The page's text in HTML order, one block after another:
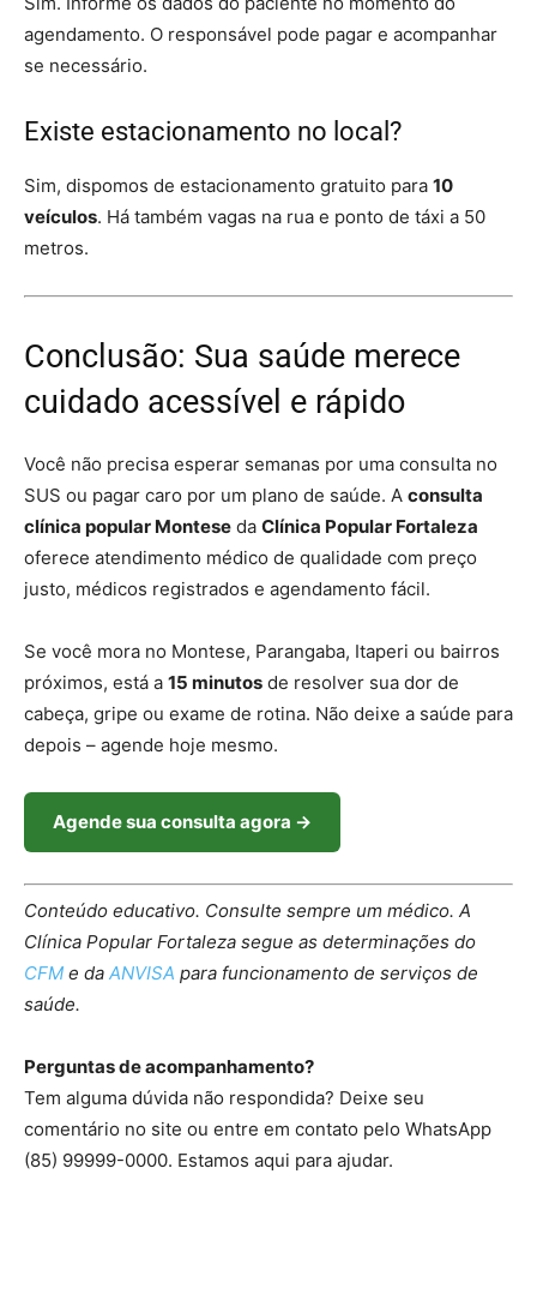
agendamento. O responsável pode pagar e acompanhar
se necessário.
Existe estacionamento no local?
Sim, dispomos de estacionamento gratuito para 10
veículos. Há também vagas na rua e ponto de táxi a 50
metros.
Conclusão: Sua saúde merece
cuidado acessível e rápido
Você não precisa esperar semanas por uma consulta no
SUS ou pagar caro por um plano de saúde. A consulta
clínica popular Montese da Clínica Popular Fortaleza
oferece atendimento médico de qualidade com preço
justo, médicos registrados e agendamento fácil.
Se você mora no Montese, Parangaba, Itaperi ou bairros
próximos, está a 15 minutos de resolver sua dor de
cabeça, gripe ou exame de rotina. Não deixe a saúde para
depois – agende hoje mesmo.
Agende sua consulta agora →
Conteúdo educativo. Consulte sempre um médico. A
Clínica Popular Fortaleza segue as determinações do
CFM e da ANVISA para funcionamento de serviços de
saúde.
Perguntas de acompanhamento?
Tem alguma dúvida não respondida? Deixe seu
comentário no site ou entre em contato pelo WhatsApp
(85) 99999-0000. Estamos aqui para ajudar.